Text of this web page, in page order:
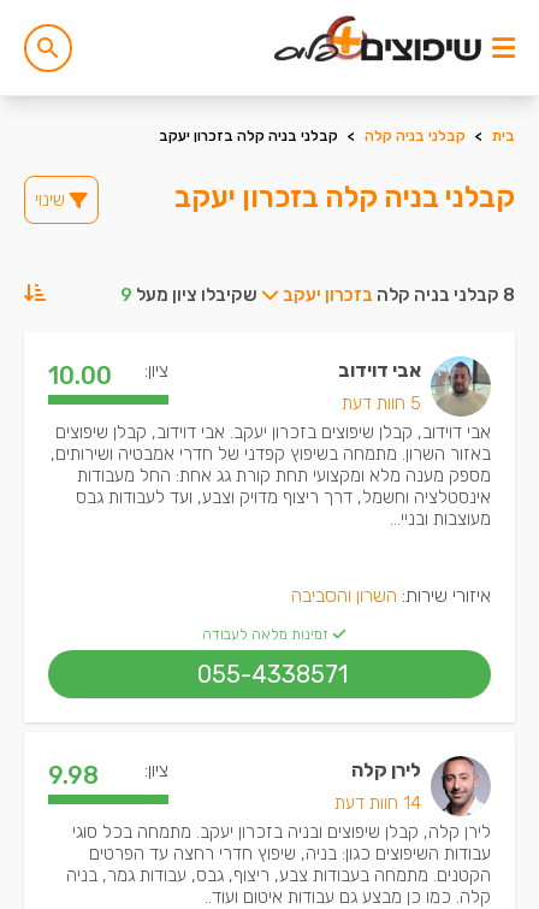
בית > קבלני בניה קלה > קבלני בניה קלה בזכרון יעקב
קבלני בניה קלה בזכרון יעקב שינוי
8 קבלני בניה קלה בזכרון יעקב שקיבלו ציון מעל 9
אבי דוידוב
5 חוות דעת
ציון: 10.00
אבי דוידוב, קבלן שיפוצים בזכרון יעקב. אבי דוידוב, קבלן שיפוצים
באזור השרון. מתמחה בשיפוץ קפדני של חדרי אמבטיה ושירותים,
מספק מענה מלא ומקצועי תחת קורת גג אחת: החל מעבודות
אינסטלציה וחשמל, דרך ריצוף מדויק וצבע, ועד לעבודות גבס
מעוצבות ובניי...
איזורי שירות: השרון והסביבה
זמינות מלאה לעבודה
055-4338571
לירן קלה
14 חוות דעת
ציון: 9.98
לירן קלה, קבלן שיפוצים ובניה בזכרון יעקב. מתמחה בכל סוגי
עבודות השיפוצים כגון: בניה, שיפוץ חדרי רחצה עד הפרטים
הקטנים. מתמחה בעבודות צבע, ריצוף, גבס, עבודות גמר, בניה
קלה. כמו כן מבצע גם עבודות איטום ועוד..